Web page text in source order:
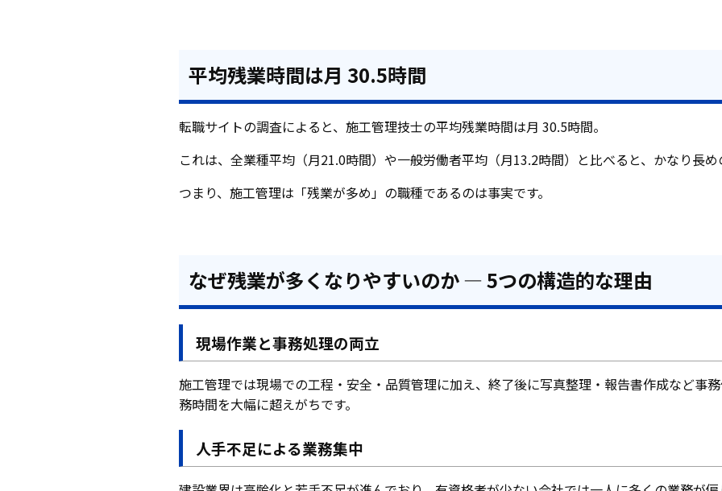
平均残業時間は月 30.5時間
転職サイトの調査によると、施工管理技士の平均残業時間は月 30.5時間。
これは、全業種平均（月21.0時間）や一般労働者平均（月13.2時間）と比べると、かなり長め
つまり、施工管理は「残業が多め」の職種であるのは事実です。
なぜ残業が多くなりやすいのか — 5つの構造的な理由
現場作業と事務処理の両立
施工管理では現場での工程・安全・品質管理に加え、終了後に写真整理・報告書作成など事
務時間を大幅に超えがちです。
人手不足による業務集中